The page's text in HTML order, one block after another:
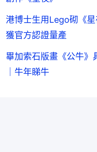
港博士生用Lego砌《
獲官方認證量產
畢加索石版畫《公牛》
｜牛年睇牛